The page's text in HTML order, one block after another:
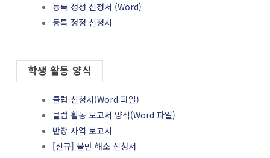
등록 정정 신청서 (Word)
등록 정정 신청서
학생 활동 양식
클럽 신청서(Word 파일)
클럽 활동 보고서 양식(Word 파일)
반장 사역 보고서
[신규] 불만 해소 신청서